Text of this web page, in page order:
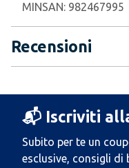
MINSAN: 982467995
Recensioni
📬 Iscriviti
Subito per te un
esclusive, consigli di